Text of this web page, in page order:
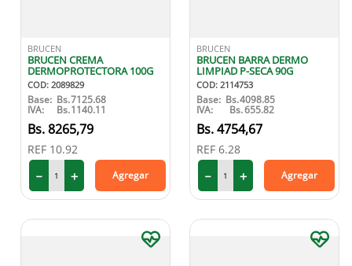
BRUCEN
BRUCEN CREMA
DERMOPROTECTORA 100G
COD: 2089829
Base: Bs.7125.68
IVA: Bs.1140.11
8265,79
REF 10.92
＋
－ Agregar
BRUCEN
BRUCEN BARRA DERMO
LIMPIAD P-SECA 90G
COD: 2114753
Base: Bs.4098.85
IVA: Bs.655.82
4754,67
REF 6.28
＋
－ Agregar